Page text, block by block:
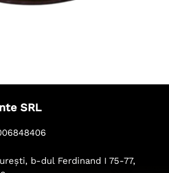
SRL
b-dul Ferdinand I 75-77,